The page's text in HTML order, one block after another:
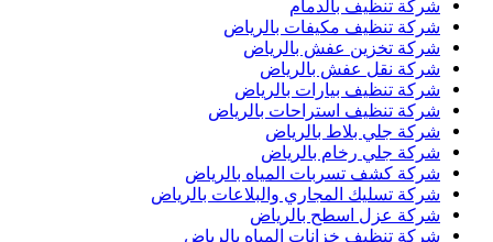
شركة تنظيف بالدمام
شركة تنظيف مكيفات بالرياض
شركة تخزين عفش بالرياض
شركة نقل عفش بالرياض
شركة تنظيف بيارات بالرياض
شركة تنظيف استراحات بالرياض
شركة جلي بلاط بالرياض
شركة جلي رخام بالرياض
شركة كشف تسربات المياه بالرياض
شركة تسليك المجاري والبلاعات بالرياض
شركة عزل اسطح بالرياض
شركة تنظيف خزانات المياه بالرياض